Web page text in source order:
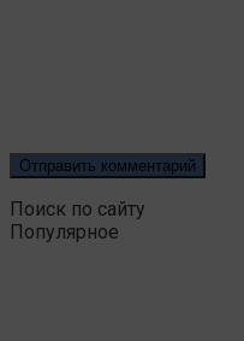
Поиск по сайту
Популярное